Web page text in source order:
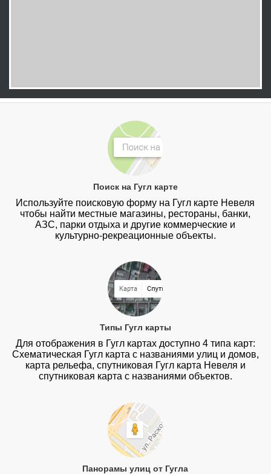
Поиск на Гугл карте
Используйте поисковую форму на Гугл карте Невеля
чтобы найти местные магазины, рестораны, банки,
АЗС, парки отдыха и другие коммерческие и
культурно-рекреационные объекты.
Типы Гугл карты
Для отображения в Гугл картах доступно 4 типа карт:
Схематическая Гугл карта с названиями улиц и домов,
карта рельефа, спутниковая Гугл карта Невеля и
спутниковая карта с названиями объектов.
Панорамы улиц от Гугла